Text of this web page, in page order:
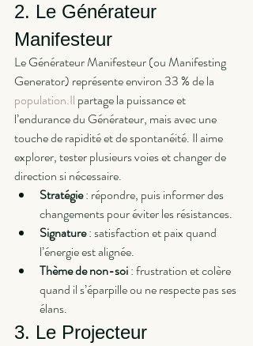
2. Le Générateur
Manifesteur
Le Générateur Manifesteur (ou Manifesting
Generator) représente environ 33 % de la
population.Il partage la puissance et
l’endurance du Générateur, mais avec une
touche de rapidité et de spontanéité. Il aime
explorer, tester plusieurs voies et changer de
direction si nécessaire.
Stratégie : répondre, puis informer des
changements pour éviter les résistances.
Signature : satisfaction et paix quand
l’énergie est alignée.
Thème de non-soi : frustration et colère
quand il s’éparpille ou ne respecte pas ses
élans.
3. Le Projecteur